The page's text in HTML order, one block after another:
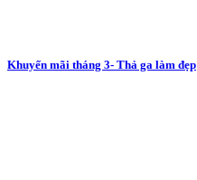
Khuyến mãi tháng 3- Thả ga làm đẹp